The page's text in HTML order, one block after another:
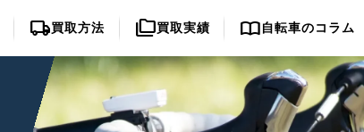
local_shipping買取方法 folder_copy買取実績 import_contacts自転車のコラム